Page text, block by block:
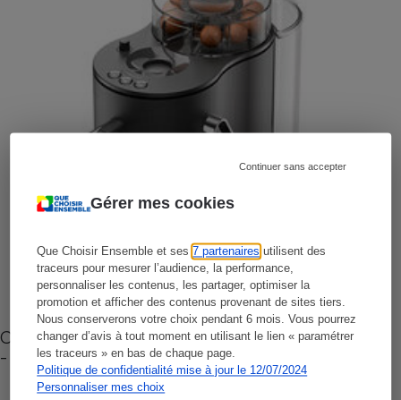
Gérer mes cookies
Que Choisir Ensemble et ses7 partenaires utilisent des
traceurs pour mesurer l’audience, la performance,
personnaliser les contenus, les partager, optimiser la
promotion et afficher des contenus provenant de sites tiers.
Nous conserverons votre choix pendant 6 mois. Vous pourrez
changer d’avis à tout moment en utilisant le lien « paramétrer
les traceurs » en bas de chaque page.
Politique de confidentialité mise à jour le 12/07/2024
Personnaliser mes choix
Continuer sans accepter
Cafetière à capsules zéro déchet CoffeeB (vidéo)
- Premières impressions